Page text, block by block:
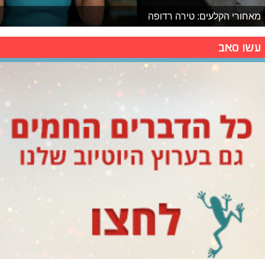
מאחורי הקלעים: טירה רדופה
עשו סאב